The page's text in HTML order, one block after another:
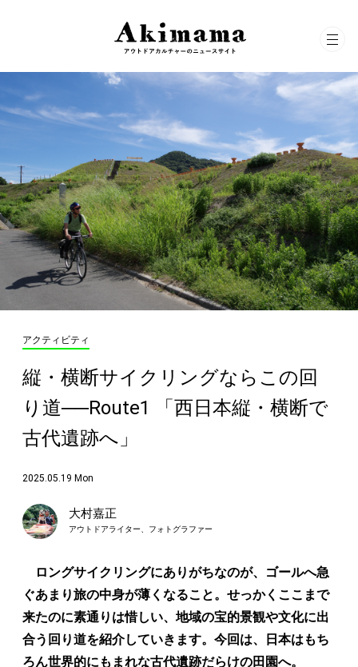
アクティビティ
縦・横断サイクリングならこの回
り道──Route1 「西日本縦・横断で
古代遺跡へ」
2025.05.19 Mon
大村嘉正
アウトドアライター、フォトグラファー
ロングサイクリングにありがちなのが、ゴールへ急
ぐあまり旅の中身が薄くなること。せっかくここまで
来たのに素通りは惜しい、地域の宝的景観や文化に出
合う回り道を紹介していきます。今回は、日本はもち
ろん世界的にもまれな古代遺跡だらけの田園へ。